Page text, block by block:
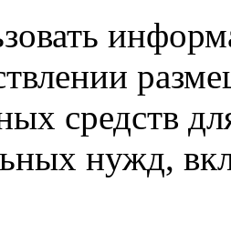
средств
нужд,